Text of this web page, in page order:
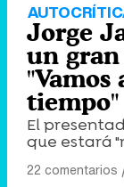
Jorge
un
tiempo"
El
que estará
22 comentarios